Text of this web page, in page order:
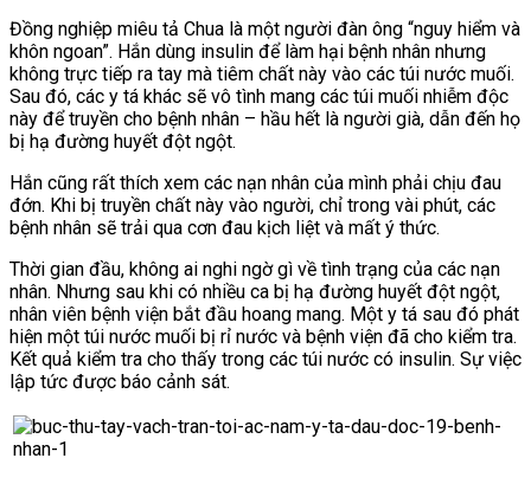
Đồng nghiệp miêu tả Chua là một người đàn ông “nguy hiểm và
khôn ngoan”. Hắn dùng insulin để làm hại bệnh nhân nhưng
không trực tiếp ra tay mà tiêm chất này vào các túi nước muối.
Sau đó, các y tá khác sẽ vô tình mang các túi muối nhiễm độc
này để truyền cho bệnh nhân – hầu hết là người già, dẫn đến họ
bị hạ đường huyết đột ngột.
Hắn cũng rất thích xem các nạn nhân của mình phải chịu đau
đớn. Khi bị truyền chất này vào người, chỉ trong vài phút, các
bệnh nhân sẽ trải qua cơn đau kịch liệt và mất ý thức.
Thời gian đầu, không ai nghi ngờ gì về tình trạng của các nạn
nhân. Nhưng sau khi có nhiều ca bị hạ đường huyết đột ngột,
nhân viên bệnh viện bắt đầu hoang mang. Một y tá sau đó phát
hiện một túi nước muối bị rỉ nước và bệnh viện đã cho kiểm tra.
Kết quả kiểm tra cho thấy trong các túi nước có insulin. Sự việc
lập tức được báo cảnh sát.